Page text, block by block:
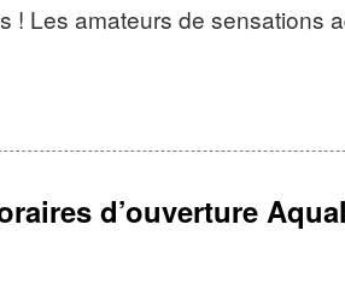
! Les amateurs de sensations
« King Cobra » sur lequel les
d’espaces pour les plus petits
d’attractions
d’ouverture